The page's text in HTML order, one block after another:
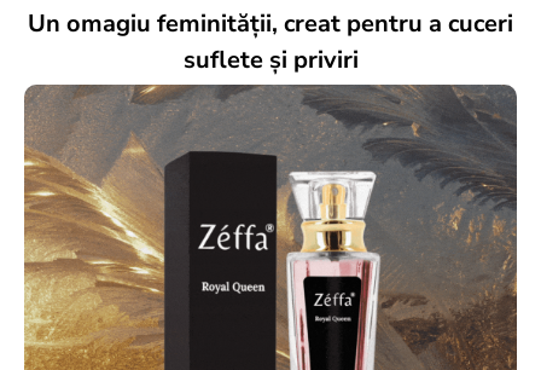
Un omagiu feminității, creat pentru a cuceri
suflete și priviri